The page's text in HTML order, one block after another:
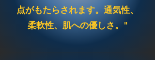
点がもたらされます。通気性、
柔軟性、肌への優しさ。"